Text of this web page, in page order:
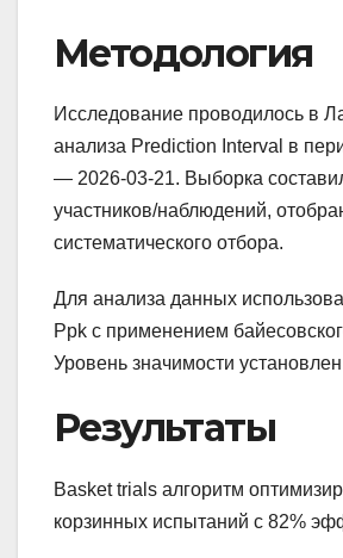
Методология
Исследование проводилось в
анализа Prediction Interval в
— 2026-03-21. Выборка
участников/наблюдений,
систематического отбора.
Для анализа данных
Ppk с применением
Уровень значимости
Результаты
Basket trials алгоритм
корзинных испытаний с 82%